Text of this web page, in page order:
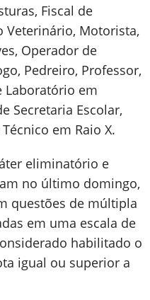
Fiscal de
Veterinário, Motorista,
Operador de
Pedreiro, Professor,
Laboratório em
Secretaria Escolar,
em Raio X.
eliminatório e
no último domingo,
questões de múltipla
em uma escala de
habilitado o
igual ou superior a